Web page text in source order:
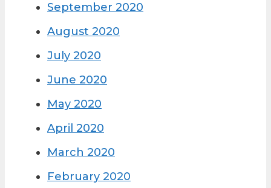
September 2020
August 2020
July 2020
June 2020
May 2020
April 2020
March 2020
February 2020